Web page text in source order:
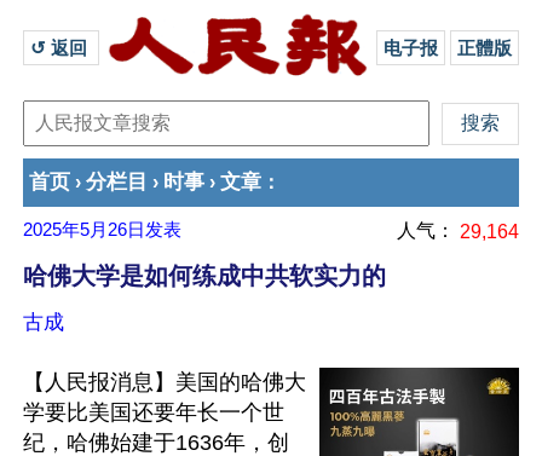
↺ 返回 电子报 正體版
首页 › 分栏目 › 时事 › 文章 ：
2025年5月26日 发表 人气： 29,164
哈佛大学是如何练成中共软实力的
古成
【人民报消息】美国的哈佛大
学要比美国还要年长一个世
纪，哈佛始建于1636年，创